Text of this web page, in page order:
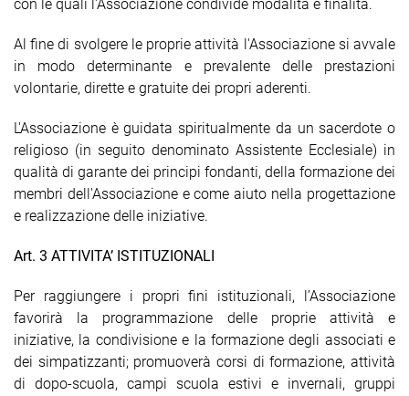
con le quali l'Associazione condivide modalità e finalità.
Al fine di svolgere le proprie attività l'Associazione si avvale
in modo determinante e prevalente delle prestazioni
volontarie, dirette e gratuite dei propri aderenti.
L'Associazione è guidata spiritualmente da un sacerdote o
religioso (in seguito denominato Assistente Ecclesiale) in
qualità di garante dei principi fondanti, della formazione dei
membri dell'Associazione e come aiuto nella progettazione
e realizzazione delle iniziative.
Art. 3 ATTIVITA’ ISTITUZIONALI
Per raggiungere i propri fini istituzionali, l’Associazione
favorirà la programmazione delle proprie attività e
iniziative, la condivisione e la formazione degli associati e
dei simpatizzanti; promuoverà corsi di formazione, attività
di dopo-scuola, campi scuola estivi e invernali, gruppi